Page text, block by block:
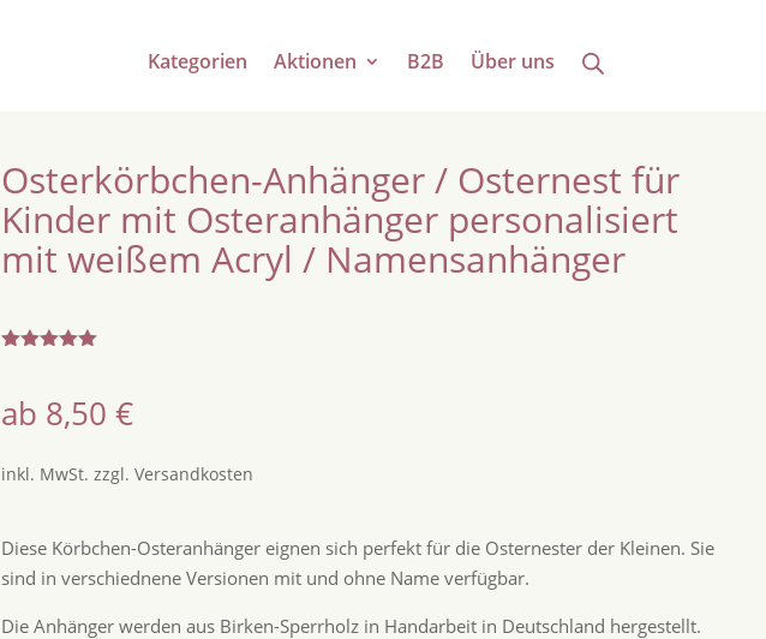
Kategorien Aktionen B2B Über uns
Osterkörbchen-Anhänger / Osternest für
Kinder mit Osteranhänger personalisiert
mit weißem Acryl / Namensanhänger
von 5,
basierend
ertung
ab 8,50€
inkl. MwSt. zzgl.Versandkosten
Diese Körbchen-Osteranhänger eignen sich perfekt für die Osternester der Kleinen. Sie
sind in verschiednene Versionen mit und ohne Name verfügbar.
Die Anhänger werden aus Birken-Sperrholz in Handarbeit in Deutschland hergestellt.